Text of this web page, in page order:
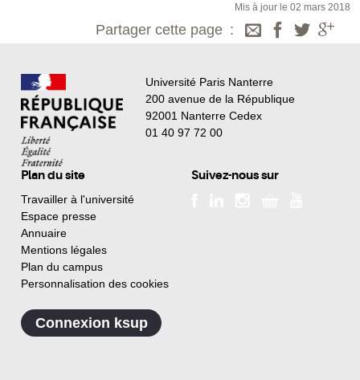
Mis à jour le 02 mars 2018
Partager cette page
Université Paris Nanterre
200 avenue de la République
92001 Nanterre Cedex
01 40 97 72 00
Plan du site
Travailler à l'université
Espace presse
Annuaire
Mentions légales
Plan du campus
Personnalisation des cookies
Suivez-nous sur
Connexion ksup